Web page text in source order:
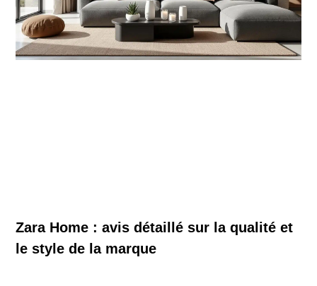
Zara Home : avis détaillé sur la qualité et
le style de la marque